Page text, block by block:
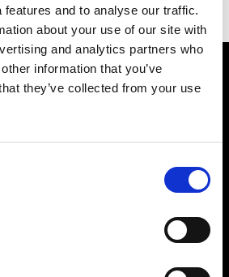
features and to analyse our traffic.
about your use of our site with
and analytics partners who
information that you’ve
they’ve collected from your use
dein Projekt
noch heute für deine